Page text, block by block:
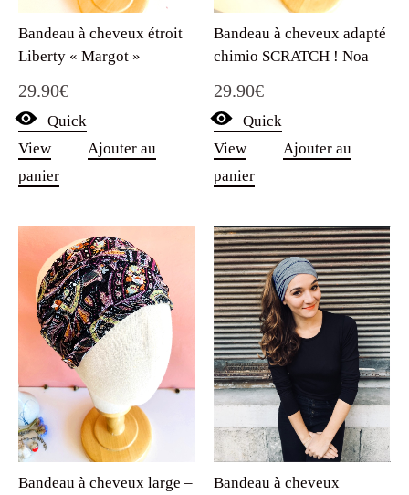
Bandeau à cheveux étroit
Liberty « Margot »
29.90€
Quick
View
Ajouter au
panier
Bandeau à cheveux adapté
chimio SCRATCH ! Noa
29.90€
Quick
View
Ajouter au
panier
Bandeau à cheveux large –
Bandeau à cheveux